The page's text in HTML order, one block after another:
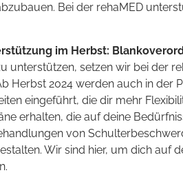
Bei der rehaMED
im Herbst:
unterstützen, setzen wir bei der
Herbst 2024 werden auch in der
eingeführt, die dir mehr
erhalten, die auf deine
von
Wir sind hier, um dich auf